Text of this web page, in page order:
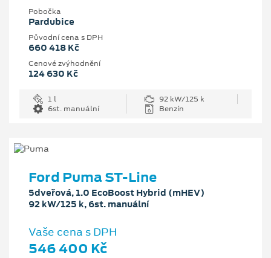
Pobočka
Pardubice
Původní cena s DPH
660 418 Kč
Cenové zvýhodnění
124 630 Kč
1 l
92 kW/125 k
6st. manuální
Benzín
Ford Puma ST-Line
5dveřová, 1.0 EcoBoost Hybrid (mHEV)
92 kW/125 k, 6st. manuální
Vaše cena s DPH
546 400 Kč